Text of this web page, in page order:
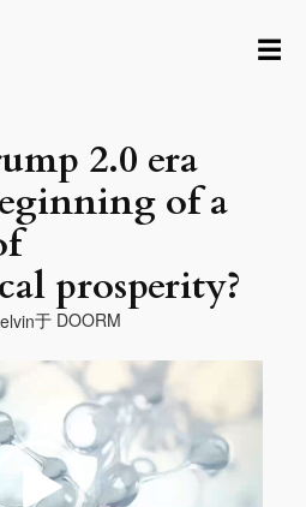
☰
2.0 era
of a
prosperity?
于 DOORM